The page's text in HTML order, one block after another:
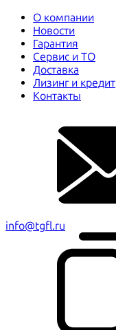
О компании
Новости
Гарантия
Сервис и ТО
Доставка
Лизинг и кредит
Контакты
info@tgfl.ru